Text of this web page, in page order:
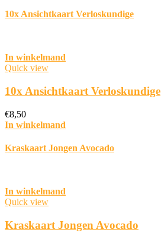
10x Ansichtkaart Verloskundige
In winkelmand
Quick view
10x Ansichtkaart Verloskundige
€8,50
In winkelmand
Kraskaart Jongen Avocado
In winkelmand
Quick view
Kraskaart Jongen Avocado